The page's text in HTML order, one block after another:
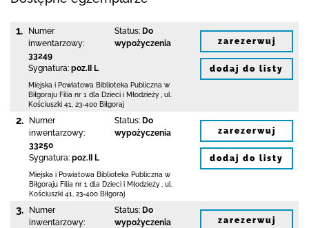
1.
Numer
inwentarzowy:
33249
Sygnatura: poz.II L
Status: Do
wypożyczenia
Miejska i Powiatowa Biblioteka Publiczna w
Biłgoraju Filia nr 1 dla Dzieci i Młodzieży
ul.
Kościuszki 41
23-400 Biłgoraj
zarezerwuj
dodaj do listy
2.
Numer
inwentarzowy:
33250
Sygnatura: poz.II L
Status: Do
wypożyczenia
Miejska i Powiatowa Biblioteka Publiczna w
Biłgoraju Filia nr 1 dla Dzieci i Młodzieży, ul.
Kościuszki 41
23-400 Biłgoraj
zarezerwuj
dodaj do listy
3.
Numer
inwentarzowy:
Status: Do
wypożyczenia
zarezerwuj